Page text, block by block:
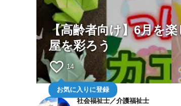
【高齢者向け】6月を
屋を彩ろう
favorite_border 14
お気に入りに登録
社会福祉士／介護福祉士